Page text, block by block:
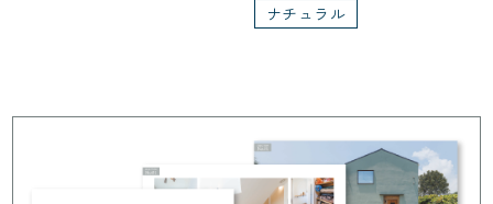
ナチュラル